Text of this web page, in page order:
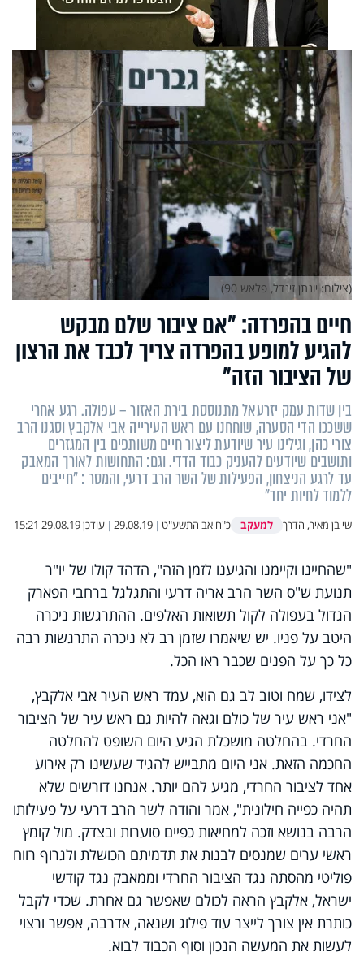
חיים בהפרדה: "אם ציבור שלם מבקש
להגיע למופע בהפרדה צריך לכבד את הרצון
של הציבור הזה"
בין שדות עמק יזרעאל מתנוססת בירת האזור – עפולה. רגע אחרי
ששככו הדי הסערה, שוחחנו עם ראש העירייה אבי אלקבץ וסגנו הרב
צורי כהן, וגילינו עיר שיודעת ליצור חיים משותפים בין המגזרים
ותושבים שיודעים להעניק כבוד הדדי. וגם: התחושות לאורך המאבק
עד לרגע הניצחון, הפעילות של השר הרב דרעי, והמסר : "חייבים
ללמוד לחיות יחד"
שי בן מאיר, הדרך למעקב כ"ח אב התשע"ט |
29.08.19
| עודכן29.08.19 15:21
(צילום: יונתן זינדל, פלאש 90)
"שהחיינו וקיימנו והגיענו לזמן הזה", הדהד קולו של יו"ר
תנועת ש"ס השר הרב אריה דרעי והתגלגל ברחבי הפארק
הגדול בעפולה לקול תשואות האלפים. ההתרגשות ניכרה
היטב על פניו. יש שיאמרו שזמן רב לא ניכרה התרגשות רבה
כל כך על הפנים שכבר ראו הכל.
לצידו, שמח וטוב לב גם הוא, עמד ראש העיר אבי אלקבץ,
"אני ראש עיר של כולם וגאה להיות גם ראש עיר של הציבור
החרדי. בהחלטה מושכלת הגיע היום השופט להחלטה
החכמה הזאת. אני היום מתבייש להגיד שעשינו רק אירוע
אחד לציבור החרדי, מגיע להם יותר. אנחנו דורשים שלא
תהיה כפייה חילונית", אמר והודה לשר הרב דרעי על פעילותו
הרבה בנושא וזכה למחיאות כפיים סוערות ובצדק. מול קומץ
ראשי ערים שמנסים לבנות את תדמיתם הכושלת ולגרוף רווח
פוליטי מהסתה נגד הציבור החרדי וממאבק נגד קודשי
ישראל, אלקבץ הראה לכולם שאפשר גם אחרת. שכדי לקבל
כותרת אין צורך לייצר עוד פילוג ושנאה, אדרבה, אפשר ורצוי
לעשות את המעשה הנכון וסוף הכבוד לבוא.